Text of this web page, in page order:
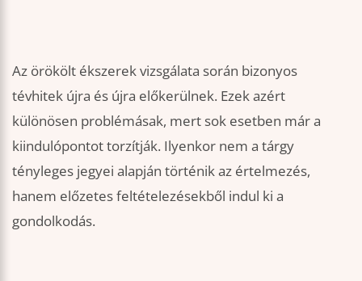
Az örökölt ékszerek vizsgálata során bizonyos
tévhitek újra és újra előkerülnek. Ezek azért
különösen problémásak, mert sok esetben már a
kiindulópontot torzítják. Ilyenkor nem a tárgy
tényleges jegyei alapján történik az értelmezés,
hanem előzetes feltételezésekből indul ki a
gondolkodás.